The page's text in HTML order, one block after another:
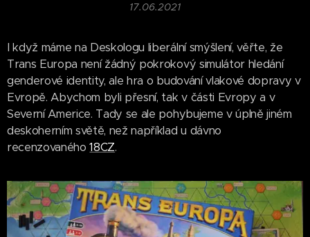
17.06.2021
I když máme na Deskologu liberální smýšlení, věřte, že
Trans Europa není žádný pokrokový simulátor hledání
genderové identity, ale hra o budování vlakové dopravy v
Evropě. Abychom byli přesní, tak v části Evropy a v
Severní Americe. Tady se ale pohybujeme v úplně jiném
deskoherním světě, než například u dávno
recenzovaného18CZ.